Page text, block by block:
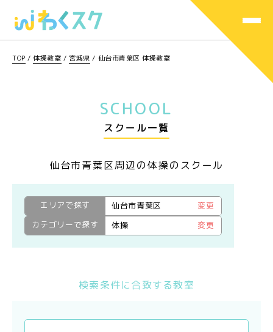
TOP /体操教室 / 宮城県 / 仙台市青葉区 体操教室
SCHOOL
スクール一覧
仙台市青葉区周辺の体操のスクール
エリアで探す 仙台市青葉区
変更
カテゴリーで探す
体操 変更
検索条件に合致する教室